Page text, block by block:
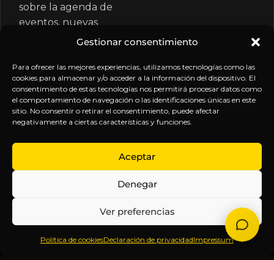
Gestionar consentimiento
Para ofrecer las mejores experiencias, utilizamos tecnologías como las
cookies para almacenar y/o acceder a la información del dispositivo. El
consentimiento de estas tecnologías nos permitirá procesar datos como
el comportamiento de navegación o las identificaciones únicas en este
sitio. No consentir o retirar el consentimiento, puede afectar
negativamente a ciertas características y funciones.
Aceptar
Denegar
Ver preferencias
Política de cookiesDeclaración de privacidadImpressum
sobre la agenda de
eventos, nuevas
publicaciones y
suscripción.
Inteligencia
Anticipándonos
EXPLORA
Inicio
Sobre
Contenido
Webinars
LEGAL
Política
de
Términos y
Aviso
SÍGUENOS